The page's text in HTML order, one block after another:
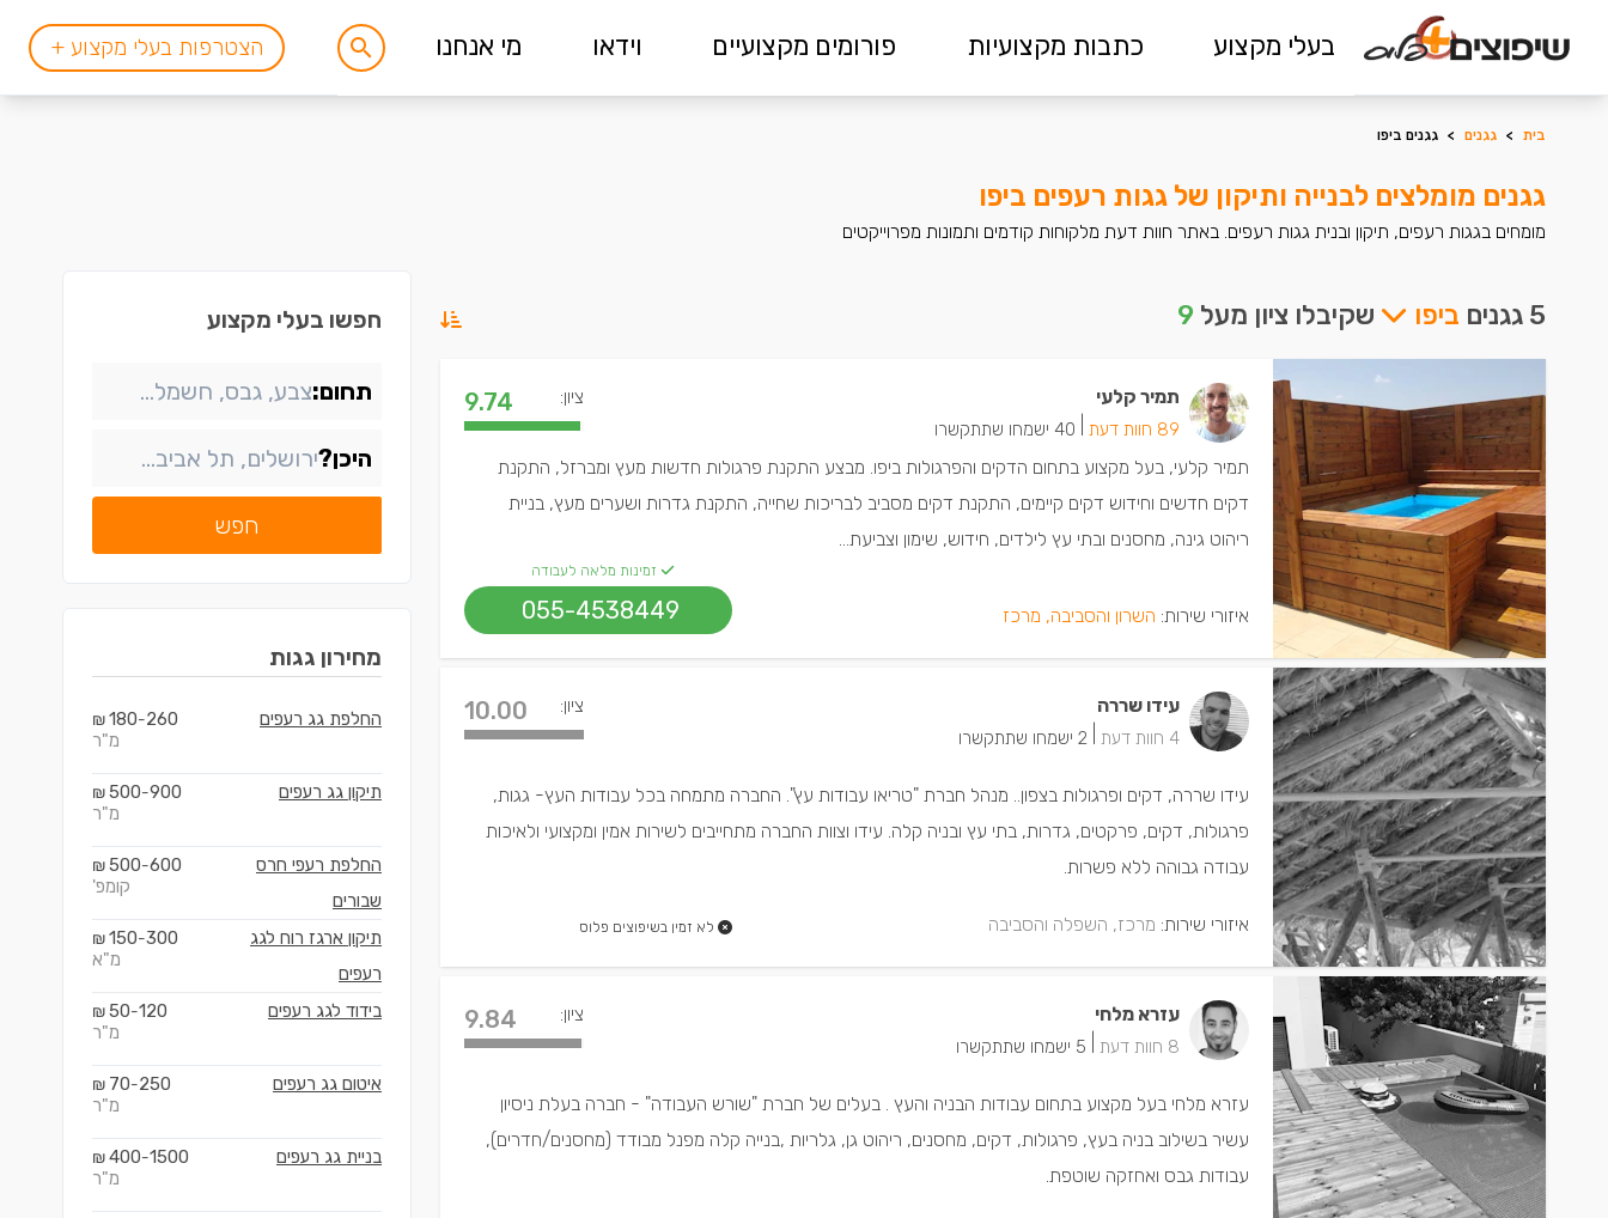
בעלי מקצוע כתבות מקצועיות פורומים מקצועיים וידאו מי אנחנו הצטרפות בעלי מקצוע +
בית > גגנים > גגנים ביפו
גגנים מומלצים לבנייה ותיקון של גגות רעפים ביפו
מומחים בגגות רעפים, תיקון ובנית גגות רעפים. באתר חוות דעת מלקוחות קודמים ותמונות מפרוייקטים
5 גגנים ביפו שקיבלו ציון מעל 9
תמיר קלעי
89 חוות דעת 40 ישמחו שתתקשרו
ציון: 9.74
תמיר קלעי, בעל מקצוע בתחום הדקים והפרגולות ביפו. מבצע התקנת פרגולות חדשות מעץ ומברזל, התקנת
דקים חדשים וחידוש דקים קיימים, התקנת דקים מסביב לבריכות שחייה, התקנת גדרות ושערים מעץ, בניית
ריהוט גינה, מחסנים ובתי עץ לילדים, חידוש, שימון וצביעת...
איזורי שירות: השרון והסביבה, מרכז
זמינות מלאה לעבודה
055-4538449
עידו שררה
4 חוות דעת 2 ישמחו שתתקשרו
ציון: 10.00
עידו שררה, דקים ופרגולות בצפון.. מנהל חברת "טריאו עבודות עץ". החברה מתמחה בכל עבודות העץ- גגות,
פרגולות, דקים, פרקטים, גדרות, בתי עץ ובניה קלה. עידו וצוות החברה מתחייבים לשירות אמין ומקצועי ולאיכות
עבודה גבוהה ללא פשרות.
איזורי שירות: מרכז, השפלה והסביבה לא זמין בשיפוצים פלוס
עזרא מלחי
8 חוות דעת 5 ישמחו שתתקשרו
ציון: 9.84
עזרא מלחי בעל מקצוע בתחום עבודות הבניה והעץ . בעלים של חברת "שורש העבודה" - חברה בעלת ניסיון
עשיר בשילוב בניה בעץ, פרגולות, דקים, מחסנים, ריהוט גן, גלריות ,בנייה קלה מפנל מבודד (מחסנים/חדרים),
עבודות גבס ואחזקה שוטפת.
חפשו בעלי מקצוע
תחום:
היכן?
חפש
מחירון גגות
החלפת גג רעפים 180-260
₪
מ"ר
תיקון גג רעפים 500-900
₪
מ"ר
החלפת רעפי חרס
שבורים
500-600
₪
קומפ'
תיקון ארגז רוח לגג
רעפים
150-300
₪
מ"א
בידוד לגג רעפים 50-120
₪
מ"ר
איטום גג רעפים 70-250
₪
מ"ר
בניית גג רעפים 400-1500
₪
מ"ר